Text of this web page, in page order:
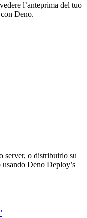
l’anteprima del tuo
Deno.
server, o distribuirlo su
Deno Deploy’s